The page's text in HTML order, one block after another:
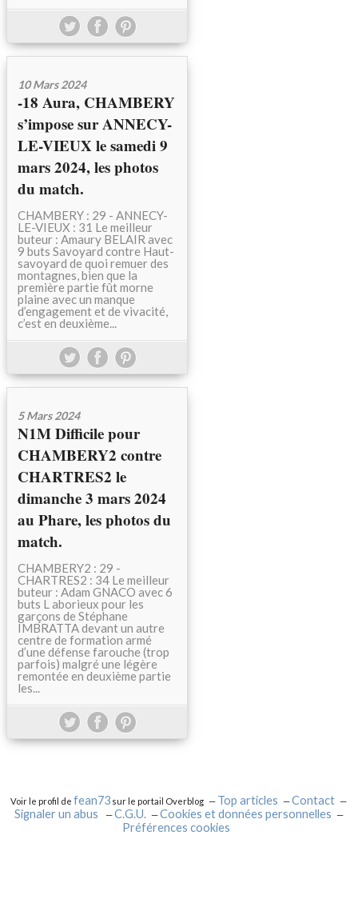
10 Mars 2024
-18 Aura, CHAMBERY
s’impose sur ANNECY-
LE-VIEUX le samedi 9
mars 2024, les photos
du match.
CHAMBERY : 29 - ANNECY-
LE-VIEUX : 31 Le meilleur
buteur : Amaury BELAIR avec
9 buts Savoyard contre Haut-
savoyard de quoi remuer des
montagnes, bien que la
première partie fût morne
plaine avec un manque
d’engagement et de vivacité,
c’est en deuxième...
5 Mars 2024
N1M Difficile pour
CHAMBERY2 contre
CHARTRES2 le
dimanche 3 mars 2024
au Phare, les photos du
match.
CHAMBERY2 : 29 -
CHARTRES2 : 34 Le meilleur
buteur : Adam GNACO avec 6
buts L aborieux pour les
garçons de Stéphane
IMBRATTA devant un autre
centre de formation armé
d’une défense farouche (trop
parfois) malgré une légère
remontée en deuxième partie
les...
Voir le profil defean73 sur le portail Overblog Top articles
Contact
Signaler un abus
C.G.U.
Cookies et données personnelles
Préférences cookies